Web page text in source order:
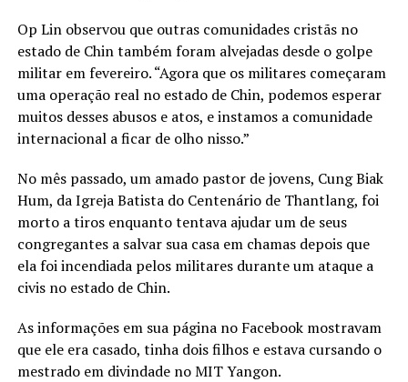
Op Lin observou que outras comunidades cristãs no
estado de Chin também foram alvejadas desde o golpe
militar em fevereiro. “Agora que os militares começaram
uma operação real no estado de Chin, podemos esperar
muitos desses abusos e atos, e instamos a comunidade
internacional a ficar de olho nisso.”
No mês passado, um amado pastor de jovens, Cung Biak
Hum, da Igreja Batista do Centenário de Thantlang, foi
morto a tiros enquanto tentava ajudar um de seus
congregantes a salvar sua casa em chamas depois que
ela foi incendiada pelos militares durante um ataque a
civis no estado de Chin.
As informações em sua página no Facebook mostravam
que ele era casado, tinha dois filhos e estava cursando o
mestrado em divindade no MIT Yangon.